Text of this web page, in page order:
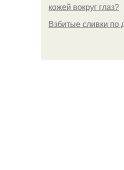
кожей вокруг глаз?
Взбитые сливки по